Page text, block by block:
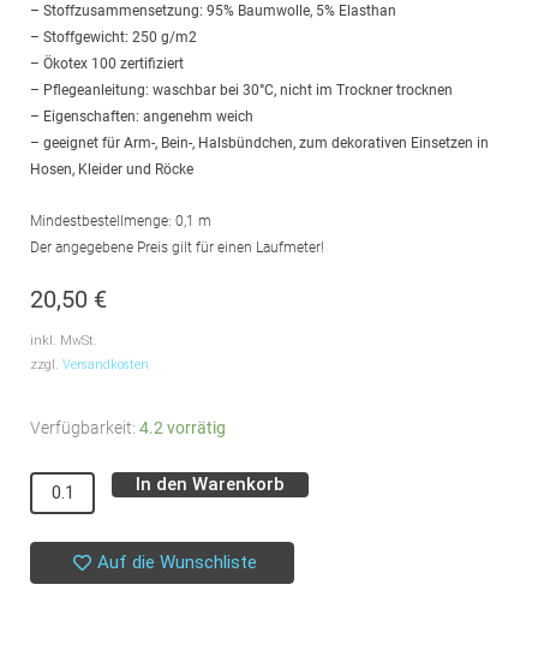
– Stoffzusammensetzung: 95% Baumwolle, 5% Elasthan
– Stoffgewicht: 250 g/m2
– Ökotex 100 zertifiziert
– Pflegeanleitung: waschbar bei 30°C, nicht im Trockner trocknen
– Eigenschaften: angenehm weich
– geeignet für Arm-, Bein-, Halsbündchen, zum dekorativen Einsetzen in
Hosen, Kleider und Röcke
Mindestbestellmenge: 0,1 m
Der angegebene Preis gilt für einen Laufmeter!
20,50 €
inkl. MwSt.
zzgl. Versandkosten
Verfügbarkeit: 4.2 vorrätig
Bündchen
SYAS
//
Meerkat
Brown
In den Warenkorb
Auf die Wunschliste